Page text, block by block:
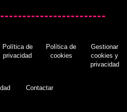
Política de
privacidad
Política de
cookies
Gestionar
cookies y
privacidad
Contactar